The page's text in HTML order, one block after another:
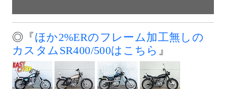
◎『ほか2%ERのフレーム加工無しの
カスタムSR400/500はこちら 』